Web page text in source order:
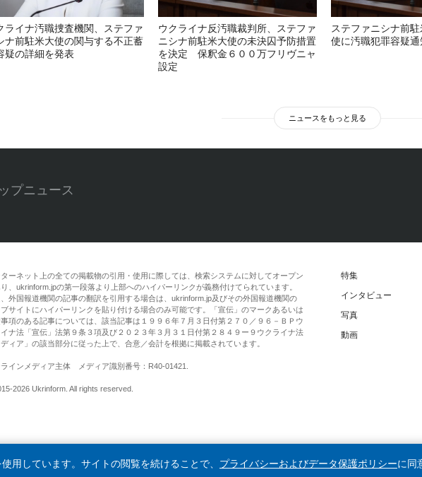
ライナ汚職捜査機関、ステファ
ナ前駐米大使の関与する不正蓄
疑の詳細を発表
ウクライナ反汚職裁判所、ステファ
ニシナ前駐米大使の未決囚予防措置
を決定 保釈金６００万フリヴニャ
設定
ステファニシナ前
使に汚職犯罪容疑通
ニュースをもっと見る
プニュース
特集
インタビュー
写真
動画
ーネット上の全ての掲載物の引用・使用に際しては、検索システムに対してオープン
、ukrinform.jpの第一段落より上部へのハイパーリンクが義務付けてられています。
、外国報道機関の記事の翻訳を引用する場合は、ukrinform.jp及びその外国報道機関の
サイトにハイパーリンクを貼り付ける場合のみ可能です。「宣伝」のマークあるいは
項のある記事については、該当記事は１９９６年７月３日付第２７０／９６－ＢＰウ
イナ法「宣伝」法第９条３項及び２０２３年３月３１日付第２８４９ー９ウクライナ法
ディア」の該当部分に従った上で、合意／会計を根拠に掲載されています。
ラインメディア主体 メディア識別番号：R40-01421.
2026 Ukrinform. All rights reserved.
用しています。サイトの閲覧を続けることで、 プライバシーおよびデータ保護ポリシーに同